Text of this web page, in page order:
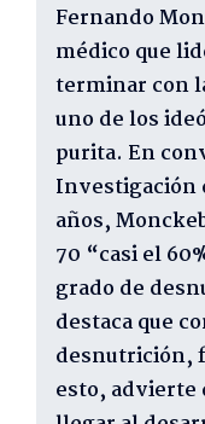
Fernando
médico que
terminar con
uno de los
purita. En
Investigación
años,
70 “casi el
grado de
destaca que
desnutrición,
esto, advierte